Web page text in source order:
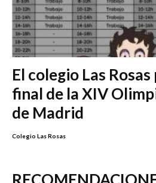
El colegio Las
final de la XIV
de Madrid
Colegio Las Rosas